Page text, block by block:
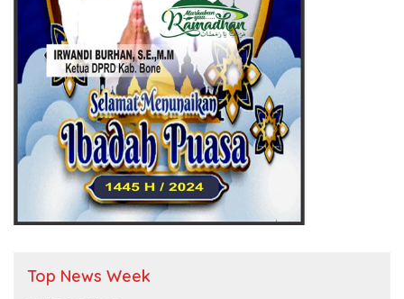
Top News Week